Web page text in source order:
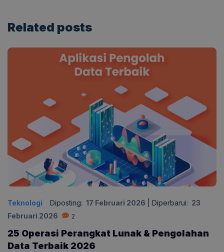
Related posts
Teknologi Diposting: 17 Februari 2026 Diperbarui: 23
Februari 2026
2
25 Operasi Perangkat Lunak & Pengolahan
Data Terbaik 2026